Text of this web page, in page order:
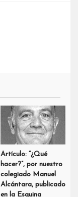
Artículo: “¿Qué
hacer?”, por nuestro
colegiado Manuel
Alcántara, publicado
en la Esquina